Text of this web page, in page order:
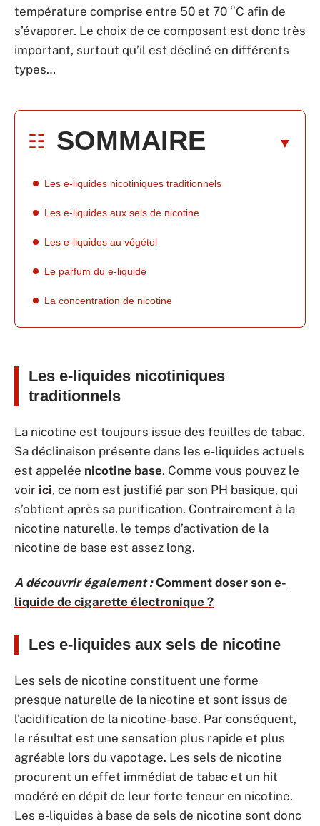
température comprise entre 50 et 70 °C afin de
s’évaporer. Le choix de ce composant est donc très
important, surtout qu’il est décliné en différents
types…
SOMMAIRE
Les e-liquides nicotiniques traditionnels
Les e-liquides aux sels de nicotine
Les e-liquides au végétol
Le parfum du e-liquide
La concentration de nicotine
Les e-liquides nicotiniques
traditionnels
La nicotine est toujours issue des feuilles de tabac.
Sa déclinaison présente dans les e-liquides actuels
est appelée nicotine base. Comme vous pouvez le
voir ici, ce nom est justifié par son PH basique, qui
s’obtient après sa purification. Contrairement à la
nicotine naturelle, le temps d’activation de la
nicotine de base est assez long.
A découvrir également : Comment doser son e-
liquide de cigarette électronique ?
Les e-liquides aux sels de nicotine
Les sels de nicotine constituent une forme
presque naturelle de la nicotine et sont issus de
l’acidification de la nicotine-base. Par conséquent,
le résultat est une sensation plus rapide et plus
agréable lors du vapotage. Les sels de nicotine
procurent un effet immédiat de tabac et un hit
modéré en dépit de leur forte teneur en nicotine.
Les e-liquides à base de sels de nicotine sont donc